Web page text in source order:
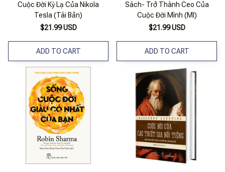
Cuộc Đời Kỳ Lạ Của Nikola
Tesla (Tái Bản)
$21.99 USD
ADD TO CART
Sách- Trở Thành Ceo Của
Cuộc Đời Mình (Ml)
$21.99 USD
ADD TO CART